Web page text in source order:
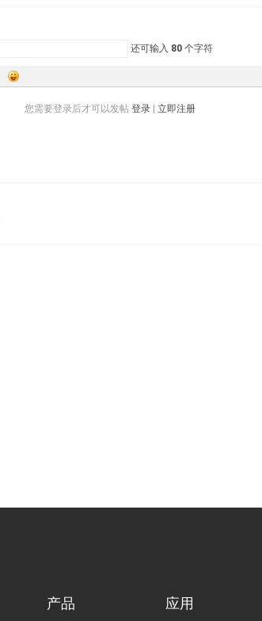
还可输入 80 个字符
您需要登录后才可以发帖 登录| 立即注册
产品 应用